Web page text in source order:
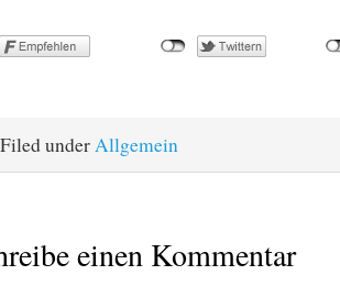
Filed underAllgemein
einen Kommentar